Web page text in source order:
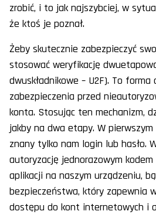
zrobić, i to jak najszybciej, w
że ktoś je poznał.
Żeby skutecznie zabezpieczyć
stosować weryfikację
dwuskładnikowe – U2F). To
zabezpieczenia przed
konta. Stosując ten mechanizm,
jakby na dwa etapy. W
znany tylko nam login lub hasło.
autoryzację jednorazowym
aplikacji na naszym urządzeniu,
bezpieczeństwa, który zapewnia
dostępu do kont internetowych i